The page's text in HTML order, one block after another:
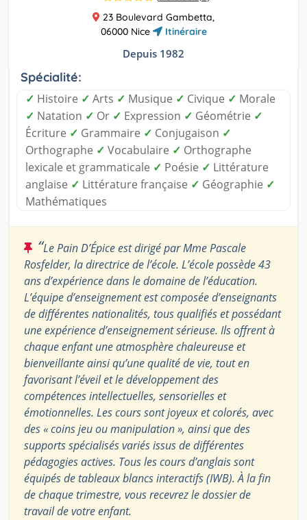
23 Boulevard Gambetta,
06000 Nice
Itinéraire
Depuis 1982
Spécialité:
✓ Histoire ✓ Arts ✓ Musique ✓ Civique ✓ Morale
✓ Natation ✓ Or ✓ Expression ✓ Géométrie ✓
Écriture ✓ Grammaire ✓ Conjugaison ✓
Orthographe ✓ Vocabulaire ✓ Orthographe
lexicale et grammaticale ✓ Poésie ✓ Littérature
anglaise ✓ Littérature française ✓ Géographie ✓
Mathématiques
“Le Pain D’Épice est dirigé par Mme Pascale
Rosfelder, la directrice de l’école. L’école possède 43
ans d’expérience dans le domaine de l’éducation.
L’équipe d’enseignement est composée d’enseignants
de différentes nationalités, tous qualifiés et possédant
une expérience d’enseignement sérieuse. Ils offrent à
chaque enfant une atmosphère chaleureuse et
bienveillante ainsi qu’une qualité de vie, tout en
favorisant l’éveil et le développement des
compétences intellectuelles, sensorielles et
émotionnelles. Les cours sont joyeux et colorés, avec
des « coins jeu ou manipulation », ainsi que des
supports spécialisés variés issus de différentes
pédagogies actives. Tous les cours d’anglais sont
équipés de tableaux blancs interactifs (IWB). À la fin
de chaque trimestre, vous recevrez le dossier de
travail de votre enfant.